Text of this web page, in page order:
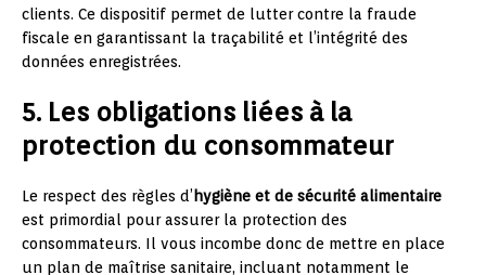
clients. Ce dispositif permet de lutter contre la fraude
fiscale en garantissant la traçabilité et l’intégrité des
données enregistrées.
5. Les obligations liées à la
protection du consommateur
Le respect des règles d’hygiène et de sécurité alimentaire
est primordial pour assurer la protection des
consommateurs. Il vous incombe donc de mettre en place
un plan de maîtrise sanitaire, incluant notamment le